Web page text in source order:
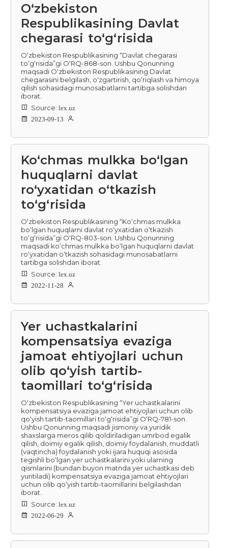
Oʻzbekiston
Respublikasining Davlat
chegarasi toʻgʻrisida
O‘zbekiston Respublikasining “Davlat chegarasi
to‘g‘risida”gi O‘RQ-868-son. Ushbu Qonunning
maqsadi O‘zbekiston Respublikasining Davlat
chegarasini belgilash, o‘zgartirish, qo‘riqlash va himoya
qilish sohasidagi munosabatlarni tartibga solishdan
iborat.
Source: lex.uz
2023-09-13
Koʻchmas mulkka boʻlgan
huquqlarni davlat
roʻyxatidan oʻtkazish
toʻgʻrisida
O‘zbekiston Respublikasining “Ko‘chmas mulkka
bo‘lgan huquqlarni davlat ro‘yxatidan o‘tkazish
to‘g‘risida”gi O‘RQ-803-son. Ushbu Qonunning
maqsadi ko‘chmas mulkka bo‘lgan huquqlarni davlat
ro‘yxatidan o‘tkazish sohasidagi munosabatlarni
tartibga solishdan iborat.
Source: lex.uz
2022-11-28
Yer uchastkalarini
kompensatsiya evaziga
jamoat ehtiyojlari uchun
olib qoʻyish tartib-
taomillari toʻgʻrisida
O‘zbekiston Respublikasining “Yer uchastkalarini
kompensatsiya evaziga jamoat ehtiyojlari uchun olib
qo‘yish tartib-taomillari to‘g‘risida”gi O‘RQ-781-son.
Ushbu Qonunning maqsadi jismoniy va yuridik
shaxslarga meros qilib qoldiriladigan umrbod egalik
qilish, doimiy egalik qilish, doimiy foydalanish, muddatli
(vaqtincha) foydalanish yoki ijara huquqi asosida
tegishli bo‘lgan yer uchastkalarini yoki ularning
qismlarini (bundan buyon matnda yer uchastkasi deb
yuritiladi) kompensatsiya evaziga jamoat ehtiyojlari
uchun olib qo‘yish tartib-taomillarini belgilashdan
iborat.
Source: lex.uz
2022-06-29